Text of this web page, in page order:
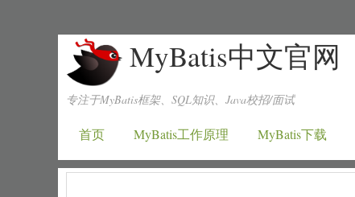
MyBatis中文官网
专注于MyBatis框架、SQL知识、Java校招/面试
首页 MyBatis工作原理 MyBatis下载